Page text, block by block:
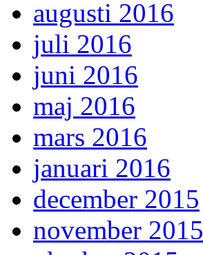
augusti 2016
juli 2016
juni 2016
maj 2016
mars 2016
januari 2016
december 2015
november 2015